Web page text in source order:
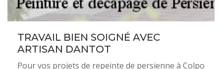
TRAVAIL BIEN SOIGNÉ AVEC
ARTISAN DANTOT
Pour vos projets de repeinte de persienne à Colpo